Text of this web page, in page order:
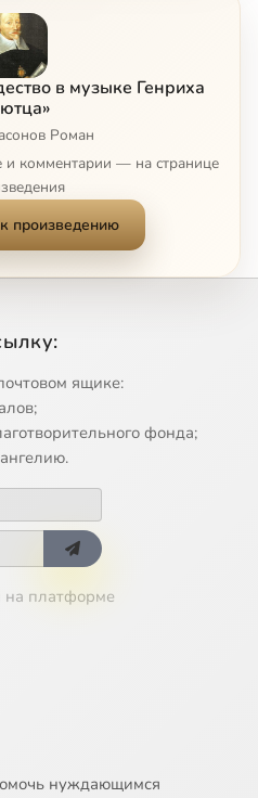
в музыке Генриха
Роман
комментарии — на странице
произведению
ящике:
фонда;
на платформе
нуждающимся